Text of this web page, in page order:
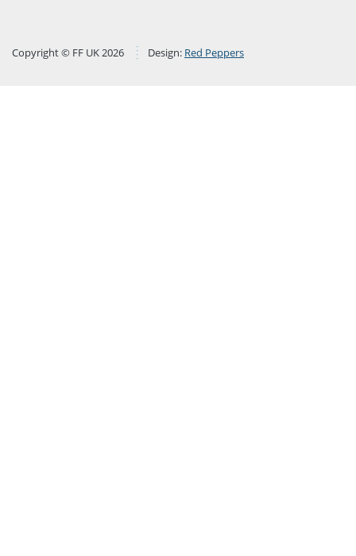
Copyright © FF UK 2026 Design: Red Peppers